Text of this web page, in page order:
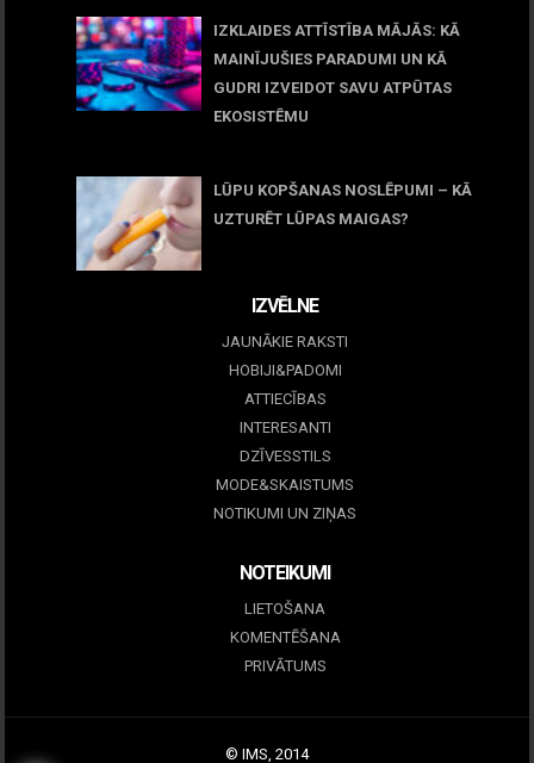
IZKLAIDES ATTĪSTĪBA MĀJĀS: KĀ
MAINĪJUŠIES PARADUMI UN KĀ
GUDRI IZVEIDOT SAVU ATPŪTAS
EKOSISTĒMU
LŪPU KOPŠANAS NOSLĒPUMI – KĀ
UZTURĒT LŪPAS MAIGAS?
IZVĒLNE
JAUNĀKIE RAKSTI
HOBIJI&PADOMI
ATTIECĪBAS
INTERESANTI
DZĪVESSTILS
MODE&SKAISTUMS
NOTIKUMI UN ZIŅAS
NOTEIKUMI
LIETOŠANA
KOMENTĒŠANA
PRIVĀTUMS
© IMS, 2014